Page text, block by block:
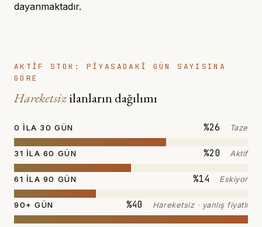
dayanmaktadır.
AKTİF STOK: PİYASADAKİ GÜN SAYISINA
GÖRE
Hareketsizilanların dağılımı
0 ILA 30 GÜN %26 Taze
31 ILA 60 GÜN %20 Aktif
61 ILA 90 GÜN %14 Eskiyor
90+ GÜN %40 Hareketsiz · yanlış fiyatlı